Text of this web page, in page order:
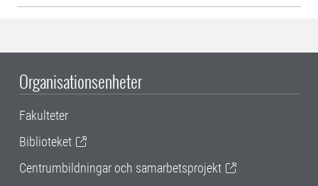
Organisationsenheter
Fakulteter
Biblioteket
Centrumbildningar och samarbetsprojekt